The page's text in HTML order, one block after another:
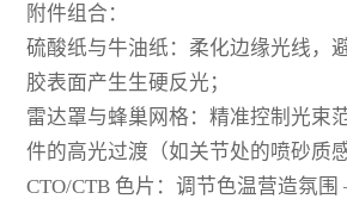
附件组合：
硫酸纸与牛油纸：柔化边缘光线，
胶表面产生生硬反光；
雷达罩与蜂巢网格：精准控制光束
件的高光过渡（如关节处的喷砂质感
CTO/CTB 色片：调节色温营造氛